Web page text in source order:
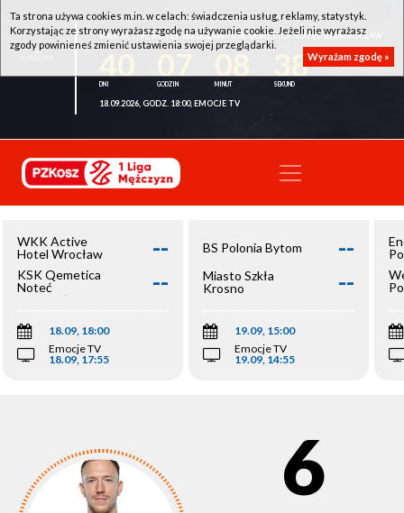
WKK ACTIVE HOTEL WROCŁAW - KSK QEMETICA NOTEĆ INOWROCŁAW
38
18.09.2026, GODZ. 18:00, EMOCJE TV
WKK Active
Hotel Wrocław
--
KSK Qemetica
Noteć
Inowrocław
--
18.09, 18:00
Emocje TV
18.09, 17:55
BS Polonia Bytom --
Miasto Szkła
Krosno
--
19.09, 15:00
Emocje TV
19.09, 14:55
6
Ta strona używa cookies m.in. w celach: świadczenia usług, reklamy, statystyk.
Korzystając ze strony wyrażasz zgodę na używanie cookie. Jeżeli nie wyrażasz
zgody powinieneś zmienić ustawienia swojej przeglądarki.
Wyrażam zgodę »